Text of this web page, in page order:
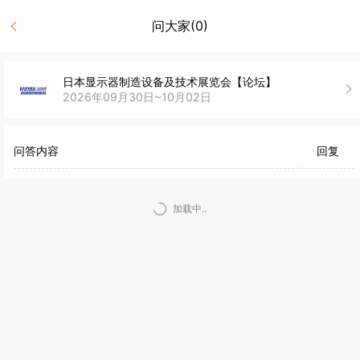
问大家(0)
日本显示器制造设备及技术展览会【论坛】
2026年09月30日~10月02日
问答内容 回复
加载中..